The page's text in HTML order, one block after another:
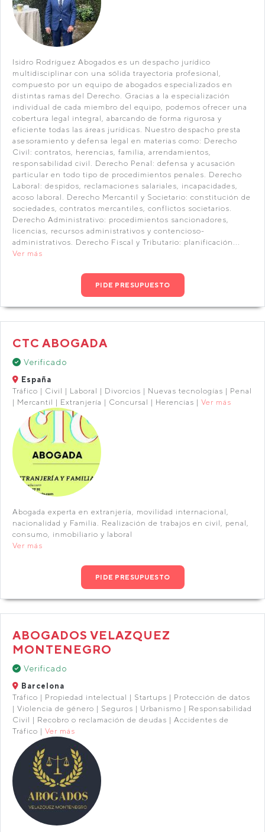
Isidro Rodríguez Abogados es un despacho jurídico
multidisciplinar con una sólida trayectoria profesional,
compuesto por un equipo de abogados especializados en
distintas ramas del Derecho. Gracias a la especialización
individual de cada miembro del equipo, podemos ofrecer una
cobertura legal integral, abarcando de forma rigurosa y
eficiente todas las áreas jurídicas. Nuestro despacho presta
asesoramiento y defensa legal en materias como: Derecho
Civil: contratos, herencias, familia, arrendamientos,
responsabilidad civil. Derecho Penal: defensa y acusación
particular en todo tipo de procedimientos penales. Derecho
Laboral: despidos, reclamaciones salariales, incapacidades,
acoso laboral. Derecho Mercantil y Societario: constitución de
sociedades, contratos mercantiles, conflictos societarios.
Derecho Administrativo: procedimientos sancionadores,
licencias, recursos administrativos y contencioso-
administrativos. Derecho Fiscal y Tributario: planificación...
Ver más
PIDE PRESUPUESTO
CTC ABOGADA
Verificado
España
Tráfico | Civil | Laboral | Divorcios | Nuevas tecnologías | Penal
| Mercantil | Extranjería | Concursal | Herencias | Ver más
Abogada experta en extranjería, movilidad internacional,
nacionalidad y Familia. Realización de trabajos en civil, penal,
consumo, inmobiliario y laboral
Ver más
PIDE PRESUPUESTO
ABOGADOS VELAZQUEZ
MONTENEGRO
Verificado
Barcelona
Tráfico | Propiedad intelectual | Startups | Protección de datos
| Violencia de género | Seguros | Urbanismo | Responsabilidad
Civil | Recobro o reclamación de deudas | Accidentes de
Tráfico | Ver más